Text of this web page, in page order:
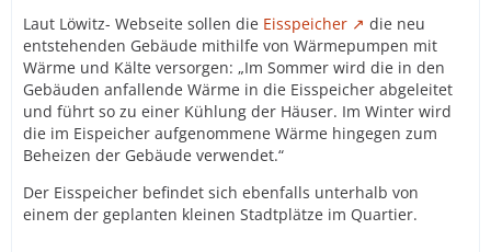
Laut Löwitz- Webseite sollen die Eisspeicher
die neu
entstehenden Gebäude mithilfe von Wärmepumpen mit
Wärme und Kälte versorgen: „Im Sommer wird die in den
Gebäuden anfallende Wärme in die Eisspeicher abgeleitet
und führt so zu einer Kühlung der Häuser. Im Winter wird
die im Eispeicher aufgenommene Wärme hingegen zum
Beheizen der Gebäude verwendet.“
Der Eisspeicher befindet sich ebenfalls unterhalb von
einem der geplanten kleinen Stadtplätze im Quartier.